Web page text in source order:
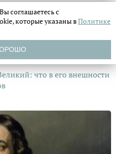
что в его внешности
соглашаетесь с
которые указаны вПолитике